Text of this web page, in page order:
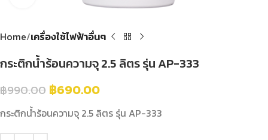
Home เครื่องใช้ไฟฟ้าอื่นๆ
กระติกน้ำร้อนความจุ 2.5 ลิตร รุ่น AP-333
฿990.00 ฿690.00
กระติกน้ำร้อนความจุ 2.5 ลิตร รุ่น AP-333